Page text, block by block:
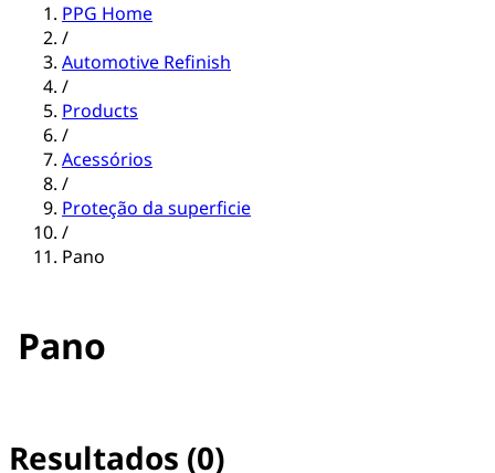
PPG Home
/
Automotive Refinish
/
Products
/
Acessórios
/
Proteção da superficie
/
Pano
Pano
Resultados (0)